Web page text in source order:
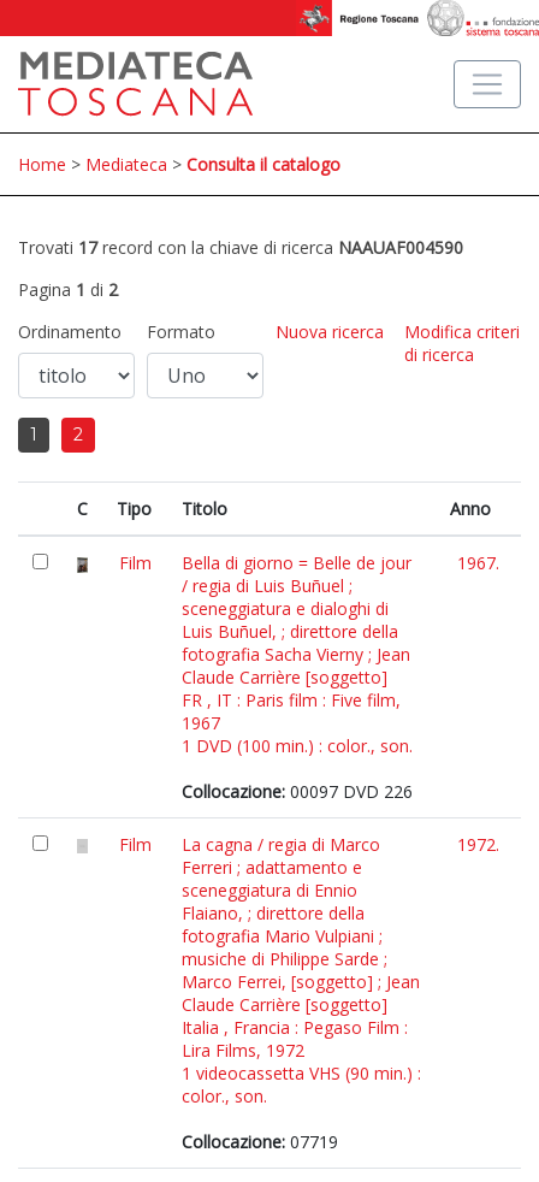
Home > Mediateca > Consulta il catalogo
Trovati 17record con la chiave di ricerca NAAUAF004590
Pagina 1 di 2
Ordinamento
Formato Nuova ricerca
Modifica criteri
di ricerca
1 2
C Tipo Titolo Anno
Film
Bella di giorno = Belle de jour
/ regia di Luis Buñuel ;
sceneggiatura e dialoghi di
Luis Buñuel, ; direttore della
fotografia Sacha Vierny ; Jean
Claude Carrière [soggetto]
FR , IT : Paris film : Five film,
1967
1 DVD (100 min.) : color., son.
Collocazione: 00097 DVD 226
1967.
Film
La cagna / regia di Marco
Ferreri ; adattamento e
sceneggiatura di Ennio
Flaiano, ; direttore della
fotografia Mario Vulpiani ;
musiche di Philippe Sarde ;
Marco Ferrei, [soggetto] ; Jean
Claude Carrière [soggetto]
Italia , Francia : Pegaso Film :
Lira Films, 1972
1 videocassetta VHS (90 min.) :
color., son.
Collocazione: 07719
1972.